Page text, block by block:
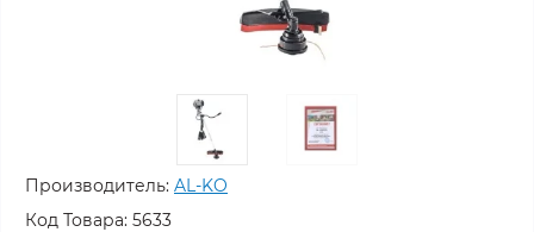
Производитель: AL-KO
Код Товара: 5633